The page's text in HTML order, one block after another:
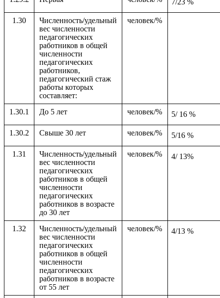
1.30
Численность/удельный
вес численности
педагогических
работников в общей
численности
педагогических
работников,
педагогический стаж
работы которых
составляет:
человек/%
1.30.1 До 5 лет человек/% 5/ 16 %
1.30.2 Свыше 30 лет человек/% 5/16 %
1.31
Численность/удельный
вес численности
педагогических
работников в общей
численности
педагогических
работников в возрасте
до 30 лет
человек/% 4/ 13%
1.32
Численность/удельный
вес численности
педагогических
работников в общей
численности
педагогических
работников в возрасте
от 55 лет
человек/% 4/13 %